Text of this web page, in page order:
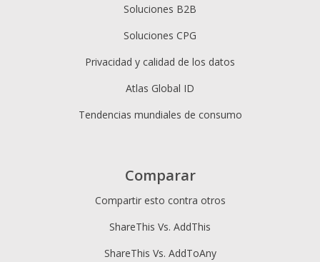
Soluciones B2B
Soluciones CPG
Privacidad y calidad de los datos
Atlas Global ID
Tendencias mundiales de consumo
Comparar
Compartir esto contra otros
ShareThis Vs. AddThis
ShareThis Vs. AddToAny